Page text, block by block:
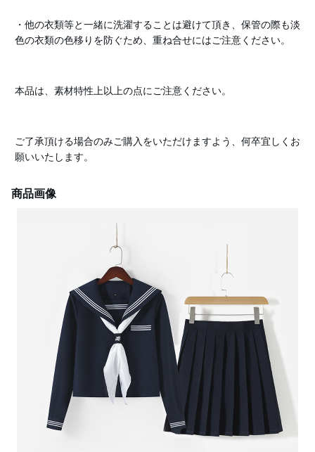
・他の衣類等と一緒に洗濯することは避けて頂き、保管の際も淡
色の衣類の色移りを防ぐため、重ね合せにはご注意ください。
本品は、素材特性上以上の点にご注意ください。
ご了承頂ける場合のみご購入をいただけますよう、何卒宜しくお
願いいたします。
商品画像